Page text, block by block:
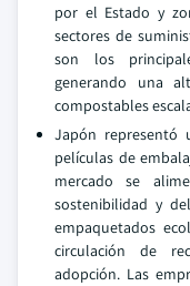
por el Estado y
sectores de
son los
generando una
compostables
Japón representó
películas de
mercado se
sostenibilidad y
empaquetados
circulación de
adopción. Las